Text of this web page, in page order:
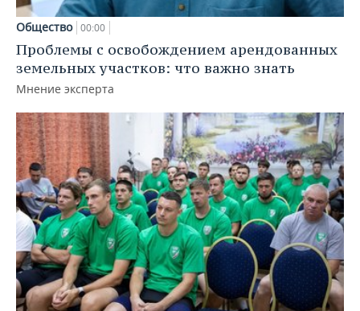
Общество 00:00
Проблемы с освобождением арендованных
земельных участков: что важно знать
Мнение эксперта